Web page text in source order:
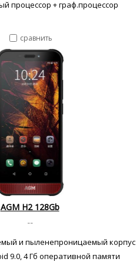
процессор + граф.процессор
сравнить
AGM H2 128Gb
--
и пыленепроницаемый корпус
9.0, 4 Гб оперативной памяти